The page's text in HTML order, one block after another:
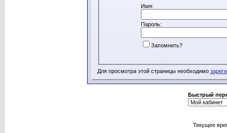
Имя:
Пароль:
Запомнить?
Для просмотра этой страницы необходимо
Быстрый
Текущее